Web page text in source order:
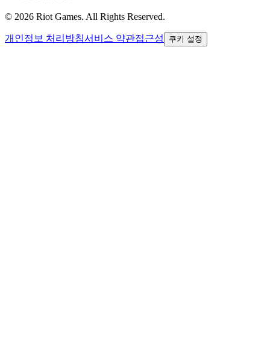
© 2026 Riot Games. All Rights Reserved.
개인정보 처리방침서비스 약관접근성 쿠키 설정